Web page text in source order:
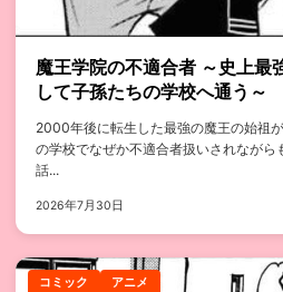
魔王学院の不適合者 ～史上最
して子孫たちの学校へ通う～
2000年後に転生した最強の魔王の始祖
の学校でなぜか不適合者扱いされながら
話...
2026年7月30日
コミック アニメ